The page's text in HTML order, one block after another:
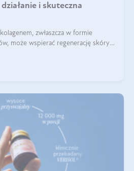
i skuteczna
zwłaszcza w formie
może wspierać regenerację skóry i